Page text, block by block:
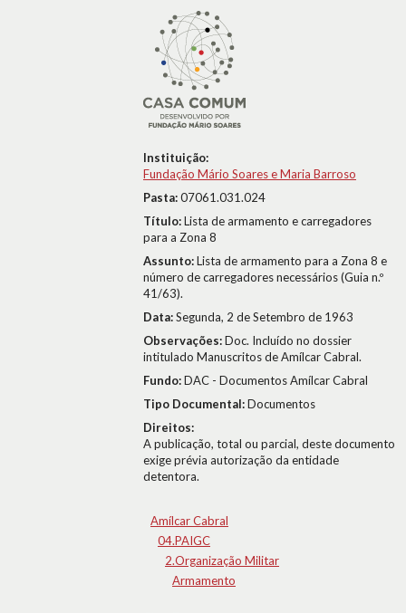
Instituição:
Fundação Mário Soares e Maria Barroso
Pasta:07061.031.024
Título:Lista de armamento e carregadores
para a Zona 8
Assunto:Lista de armamento para a Zona 8 e
número de carregadores necessários (Guia n.º
41/63).
Data:Segunda, 2 de Setembro de 1963
Observações:Doc. Incluído no dossier
intitulado Manuscritos de Amílcar Cabral.
Fundo:DAC - Documentos Amílcar Cabral
Tipo Documental:Documentos
Direitos:
A publicação, total ou parcial, deste documento
exige prévia autorização da entidade
detentora.
Amílcar Cabral
04.PAIGC
2.Organização Militar
Armamento